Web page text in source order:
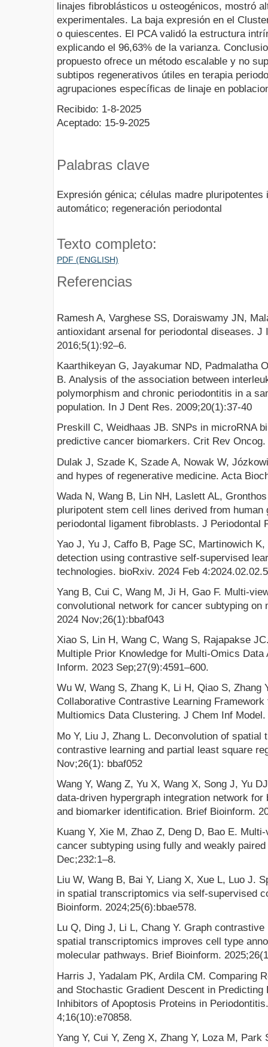
linajes fibroblásticos u osteogénicos, mostró
experimentales. La baja expresión en el
o quiescentes. El PCA validó la estructura
explicando el 96,63% de la varianza.
propuesto ofrece un método escalable y no
subtipos regenerativos útiles en terapia
agrupaciones específicas de linaje en
Recibido: 1-8-2025
Aceptado: 15-9-2025
Palabras clave
Expresión génica; células madre pluripotentes
automático; regeneración periodontal
Texto completo:
PDF (ENGLISH)
Referencias
Ramesh A, Varghese SS, Doraiswamy JN,
antioxidant arsenal for periodontal diseases. J
2016;5(1):92–6.
Kaarthikeyan G, Jayakumar ND, Padmalatha
B. Analysis of the association between
polymorphism and chronic periodontitis in a
population. In J Dent Res. 2009;20(1):37-40
Preskill C, Weidhaas JB. SNPs in microRNA
predictive cancer biomarkers. Crit Rev Oncog.
Dulak J, Szade K, Szade A, Nowak W,
and hypes of regenerative medicine. Acta
Wada N, Wang B, Lin NH, Laslett AL,
pluripotent stem cell lines derived from human
periodontal ligament fibroblasts. J Periodontal
Yao J, Yu J, Caffo B, Page SC, Martinowich
detection using contrastive self-supervised
technologies. bioRxiv. 2024 Feb
Yang B, Cui C, Wang M, Ji H, Gao F. Multi-
convolutional network for cancer subtyping
2024 Nov;26(1):bbaf043
Xiao S, Lin H, Wang C, Wang S, Rajapakse
Multiple Prior Knowledge for Multi-Omics
Inform. 2023 Sep;27(9):4591–600.
Wu W, Wang S, Zhang K, Li H, Qiao S, Zhang
Collaborative Contrastive Learning
Multiomics Data Clustering. J Chem Inf
Mo Y, Liu J, Zhang L. Deconvolution of
contrastive learning and partial least square
Nov;26(1): bbaf052
Wang Y, Wang Z, Yu X, Wang X, Song J, Yu
data-driven hypergraph integration network
and biomarker identification. Brief Bioinform.
Kuang Y, Xie M, Zhao Z, Deng D, Bao E.
cancer subtyping using fully and weakly
Dec;232:1–8.
Liu W, Wang B, Bai Y, Liang X, Xue L, Luo J.
in spatial transcriptomics via self-supervised
Bioinform. 2024;25(6):bbae578.
Lu Q, Ding J, Li L, Chang Y. Graph
spatial transcriptomics improves cell type
molecular pathways. Brief Bioinform.
Harris J, Yadalam PK, Ardila CM. Comparing
and Stochastic Gradient Descent in Predicting
Inhibitors of Apoptosis Proteins in
4;16(10):e70858.
Yang Y, Cui Y, Zeng X, Zhang Y, Loza M,